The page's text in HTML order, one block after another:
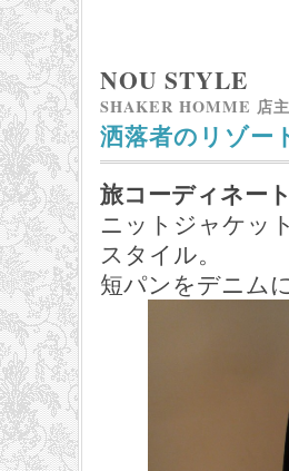
NOU STYLE
SHAKER HOMME 店
洒落者のリゾー
旅コーディネー
ニットジャケッ
スタイル。
短パンをデニム